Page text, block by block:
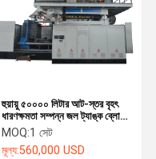
হুয়ায়ু ৫০০০০ লিটার আট-স্তর বৃহৎ
ধারণক্ষমতা সম্পন্ন জল ট্যাঙ্ক ব্লো
মোল্ডিং মেশিন উন্নত অতিবেগুনি রশ্মি
সুরক্ষা সহ
MOQ:1 সেট
মূল্য:560,000 USD